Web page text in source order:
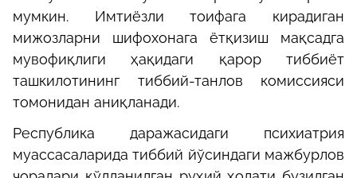
мумкин. Имтиёзли тоифага кирадиган
мижозларни шифохонага ётқизиш мақсадга
мувофиқлиги ҳақидаги қарор тиббиёт
ташкилотининг тиббий-танлов комиссияси
томонидан аниқланади.
Республика даражасидаги психиатрия
муассасаларида тиббий йўсиндаги мажбурлов